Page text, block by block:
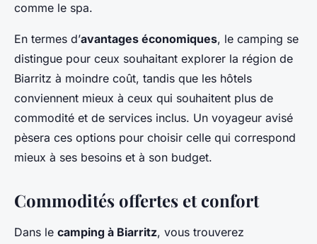
comme le spa.
En termes d’avantages économiques, le camping se
distingue pour ceux souhaitant explorer la région de
Biarritz à moindre coût, tandis que les hôtels
conviennent mieux à ceux qui souhaitent plus de
commodité et de services inclus. Un voyageur avisé
pèsera ces options pour choisir celle qui correspond
mieux à ses besoins et à son budget.
Commodités offertes et confort
Dans le camping à Biarritz, vous trouverez